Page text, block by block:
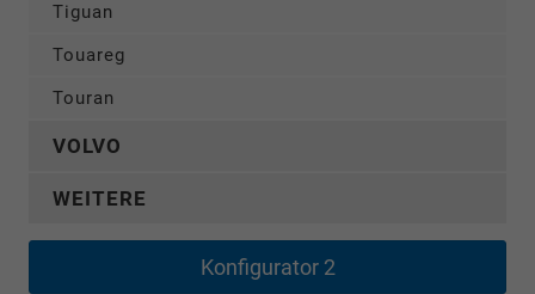
Tiguan
Touareg
Touran
VOLVO
WEITERE
Konfigurator 2